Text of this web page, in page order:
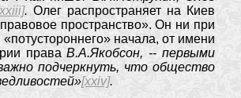
. Олег распространяет на Киев
пространство». Он ни при
начала, от имени
праваВ.А.Якобсон, -- первыми
подчеркнуть, что общество
[xxiv].